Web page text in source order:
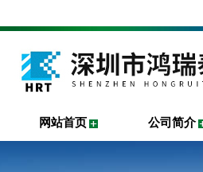
网站首页 公司简介